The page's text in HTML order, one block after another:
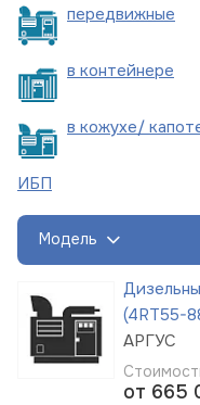
передвижные
в контейнере
в кожухе/
ИБП
Модель
(4RT55-
АРГУС
от 665